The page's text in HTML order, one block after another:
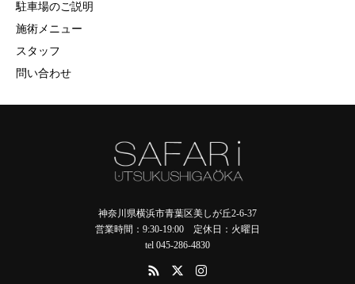
駐車場のご説明
施術メニュー
スタッフ
問い合わせ
神奈川県横浜市青葉区美しが丘2-6-37
営業時間：9:30-19:00 定休日：火曜日
tel 045-286-4830